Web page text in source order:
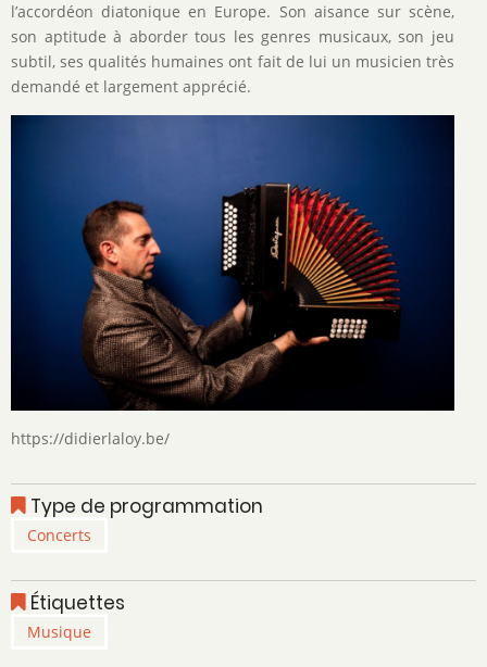
l’accordéon diatonique en Europe. Son aisance sur scène,
son aptitude à aborder tous les genres musicaux, son jeu
subtil, ses qualités humaines ont fait de lui un musicien très
demandé et largement apprécié.
https://didierlaloy.be/
Type de programmation
Concerts
Étiquettes
Musique